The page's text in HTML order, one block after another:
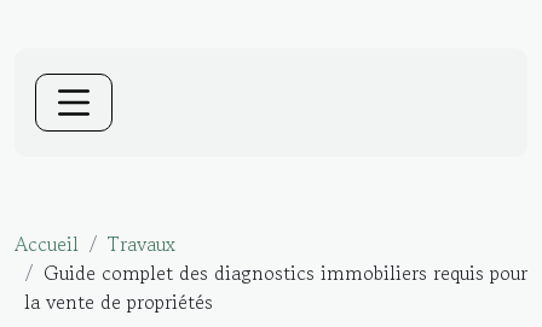
Accueil
Travaux
Guide complet des diagnostics immobiliers requis pour
la vente de propriétés